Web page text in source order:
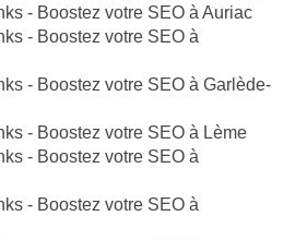
- Boostez votre SEO à Auriac
- Boostez votre SEO à
- Boostez votre SEO à Garlède-
- Boostez votre SEO à Lème
- Boostez votre SEO à
- Boostez votre SEO à